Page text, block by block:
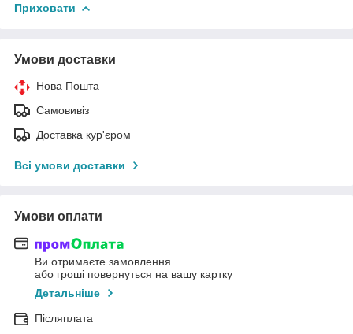
Приховати
Умови доставки
Нова Пошта
Самовивіз
Доставка кур'єром
Всі умови доставки
Умови оплати
Ви отримаєте замовлення
або гроші повернуться на вашу картку
Детальніше
Післяплата